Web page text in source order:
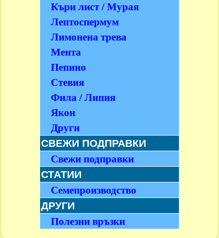
Къри лист / Мурая
Лептоспермум
Лимонена трева
Мента
Пепино
Стевия
Фила / Липия
Якон
Други
СВЕЖИ ПОДПРАВКИ
Свежи подправки
СТАТИИ
Семепроизводство
ДРУГИ
Полезни връзки